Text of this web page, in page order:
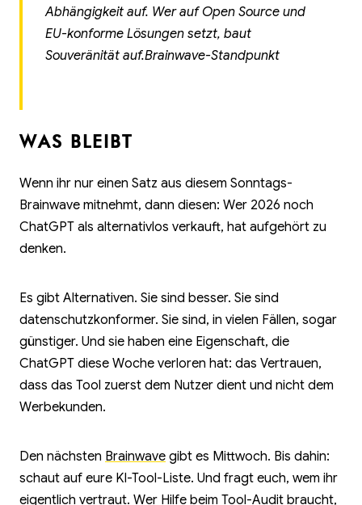
Abhängigkeit auf. Wer auf Open Source und
EU-konforme Lösungen setzt, baut
Souveränität auf.Brainwave-Standpunkt
WAS BLEIBT
Wenn ihr nur einen Satz aus diesem Sonntags-
Brainwave mitnehmt, dann diesen: Wer 2026 noch
ChatGPT als alternativlos verkauft, hat aufgehört zu
denken.
Es gibt Alternativen. Sie sind besser. Sie sind
datenschutzkonformer. Sie sind, in vielen Fällen, sogar
günstiger. Und sie haben eine Eigenschaft, die
ChatGPT diese Woche verloren hat: das Vertrauen,
dass das Tool zuerst dem Nutzer dient und nicht dem
Werbekunden.
Den nächsten Brainwave gibt es Mittwoch. Bis dahin:
schaut auf eure KI-Tool-Liste. Und fragt euch, wem ihr
eigentlich vertraut. Wer Hilfe beim Tool-Audit braucht,